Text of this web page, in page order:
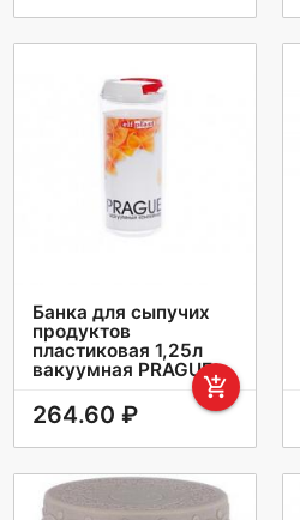
Банка для сыпучих
продуктов
пластиковая 1,25л
вакуумная PRAGUE
add_shopping_cart
264.60 ₽